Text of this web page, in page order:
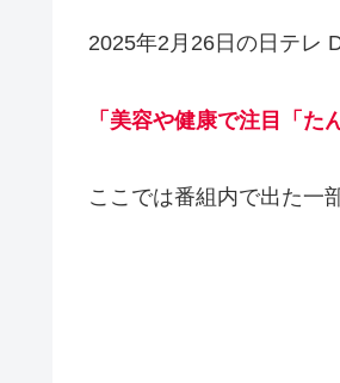
2025年2月26日の日テレ
「美容や健康で注目「た
ここでは番組内で出た一